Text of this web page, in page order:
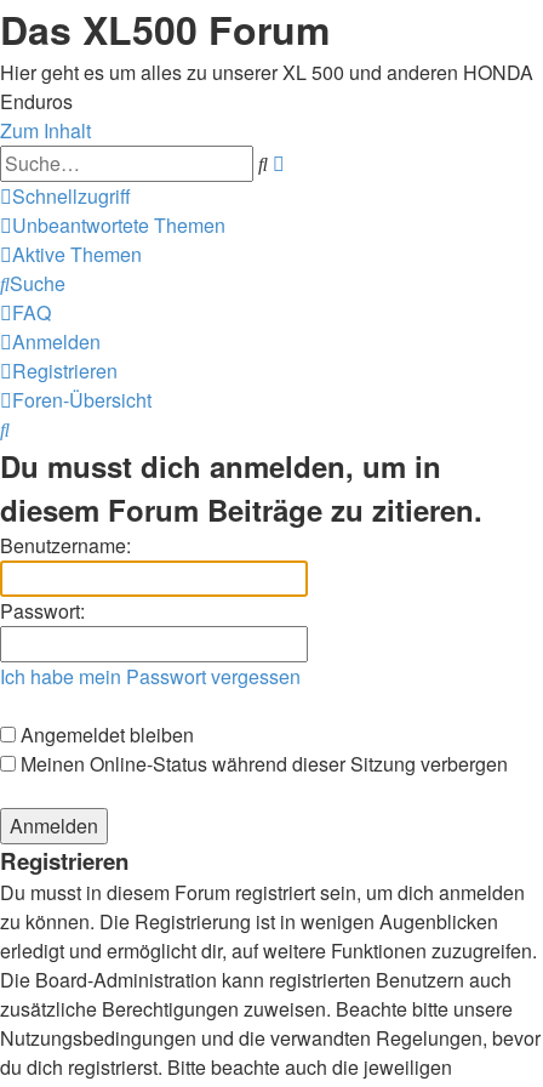
Das XL500 Forum
Hier geht es um alles zu unserer XL 500 und anderen HONDA
Enduros
Zum Inhalt
Suche
Schnellzugriff
Unbeantwortete Themen
Aktive Themen
Suche
FAQ
Anmelden
Registrieren
Foren-Übersicht
Suche
Du musst dich anmelden, um in
diesem Forum Beiträge zu zitieren.
Benutzername:
Passwort:
Ich habe mein Passwort vergessen
Angemeldet bleiben
Meinen Online-Status während dieser Sitzung verbergen
Registrieren
Du musst in diesem Forum registriert sein, um dich anmelden
zu können. Die Registrierung ist in wenigen Augenblicken
erledigt und ermöglicht dir, auf weitere Funktionen zuzugreifen.
Die Board-Administration kann registrierten Benutzern auch
zusätzliche Berechtigungen zuweisen. Beachte bitte unsere
Nutzungsbedingungen und die verwandten Regelungen, bevor
du dich registrierst. Bitte beachte auch die jeweiligen